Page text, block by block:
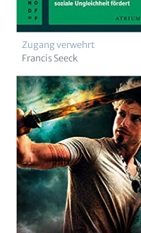
Zugang verwehrt
Francis Seeck